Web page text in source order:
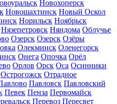
Новохоперск
Новошахтинск Новый Оскол
Норильск Ноябрьск
Нязепетровск Няндома Облучье
Озерск Озерск Озёры
Олекминск Оленегорск
Онега Опочка Орёл
Орлов Орск Оса Осинники
Острогожск Отрадное
Павловск Павловский
Певек Пенза Первомайск
Перевоз Пересвет